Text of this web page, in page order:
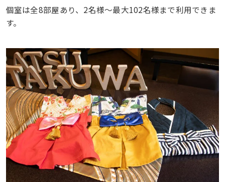
個室は全8部屋あり、2名様〜最大102名様まで利用できま
す。